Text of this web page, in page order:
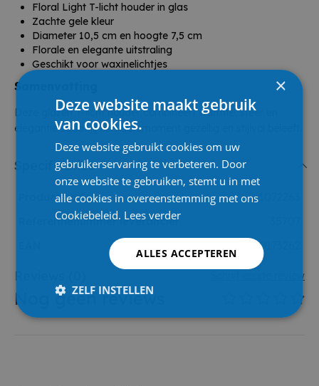
Floral Light T-licht houder in glas
Zachte gele kleur
Diameter 10,5 cm en hoogte 7,5 cm
Florale en elegante uitstraling
Geschikt voor waxinelichtjes
Samenvatting
Deze glazen T-licht houder combineert warmte, sfeer en
elegantie zodat jij elk kaarsmoment gezellig en stijlvol beleeft.
Specificaties
Product code
Referentienummer leverancier
5414900173262
Reviews Schrijf eerste review
Nog geen reviews
×
Deze website maakt gebruik
van cookies.
Deze website gebruikt cookies om uw
gebruikerservaring te verbeteren. Door
onze website te gebruiken, stemt u in met
alle cookies in overeenstemming met ons
Cookiebeleid. Lees verder
ALLES ACCEPTEREN
ZELF INSTELLEN